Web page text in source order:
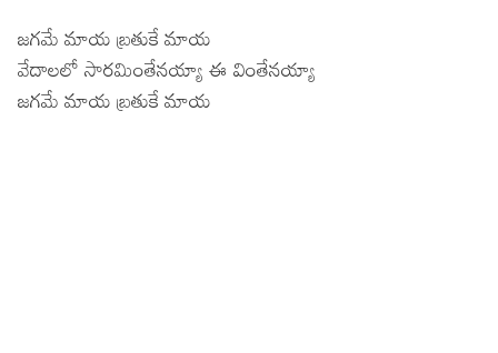
జగమే మాయ బ్రతుకే మాయ
వేదాలలో సారమింతేనయ్యా ఈ వింతేనయ్యా
జగమే మాయ బ్రతుకే మాయ